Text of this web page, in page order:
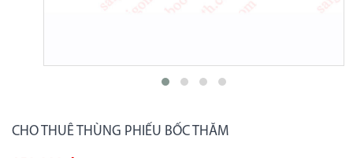
CHO THUÊ THÙNG PHIẾU BỐC THĂM